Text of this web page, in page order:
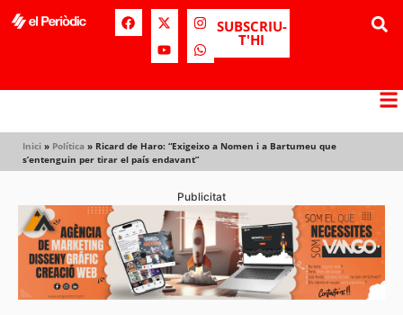
SUBSCRIU-
T'HI
Inici » Política » Ricard de Haro: “Exigeixo a Nomen i a Bartumeu que
s’entenguin per tirar el país endavant”
Publicitat